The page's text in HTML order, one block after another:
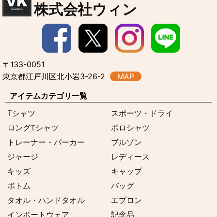
株式会社ウィン
〒133-0051
東京都江戸川区北小岩3-26-2
MAP
アイテムカテゴリ一覧
Tシャツ
スポーツ・ドライ
ロングTシャツ
ポロシャツ
トレーナー・パーカー
ブルゾン
ジャージ
レディース
キッズ
キャップ
ボトム
バッグ
タオル・ハンドタオル
エプロン
インポートウェア
記念品